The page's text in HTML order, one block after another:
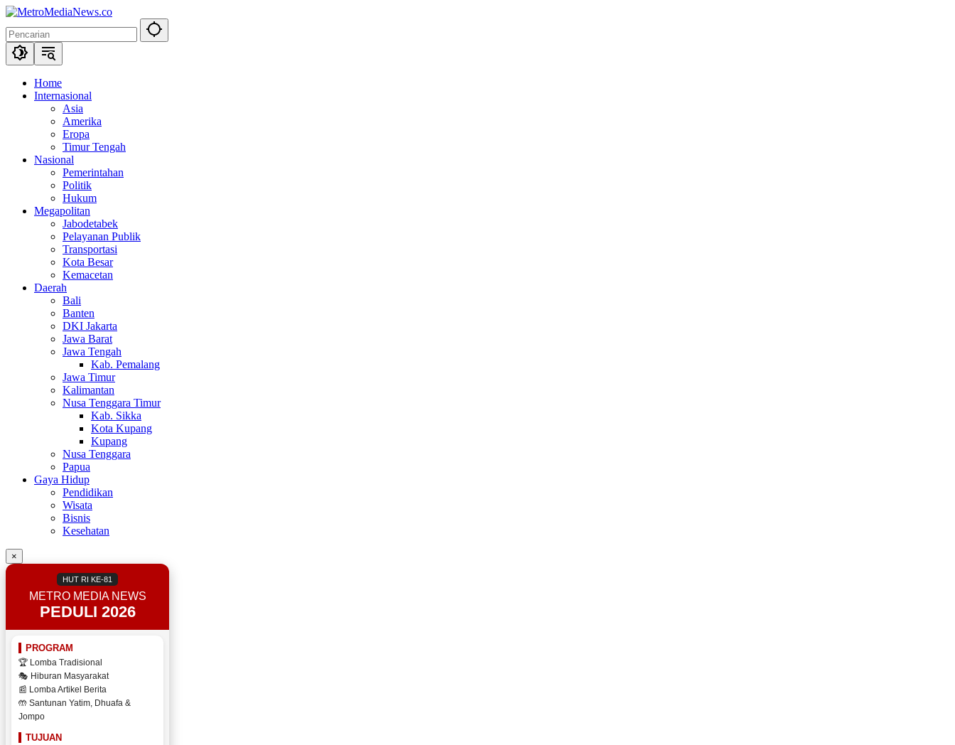
Langsung
konten
Home
Internasional
Asia
Amerika
Eropa
Timur Tengah
Nasional
Pemerintahan
Politik
Hukum
Megapolitan
Jabodetabek
Pelayanan Publik
Transportasi
Kota Besar
Kemacetan
Daerah
Bali
Banten
DKI Jakarta
Jawa Barat
Jawa Tengah
Kab. Pemalang
Jawa Timur
Kalimantan
Nusa Tenggara Timur
Kab. Sikka
Kota Kupang
Kupang
Nusa Tenggara
Papua
Gaya Hidup
Pendidikan
Wisata
Bisnis
Kesehatan
×
HUT RI KE-81
METRO MEDIA NEWS
PEDULI 2026
PROGRAM
🏆 Lomba Tradisional
🎭 Hiburan Masyarakat
📰 Lomba Artikel Berita
🤲 Santunan Yatim, Dhuafa &
Jompo
TUJUAN